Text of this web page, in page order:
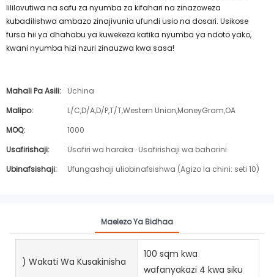
lililovutiwa na safu za nyumba za kifahari na zinazoweza
kubadilishwa ambazo zinajivunia ufundi usio na dosari. Usikose
fursa hii ya dhahabu ya kuwekeza katika nyumba ya ndoto yako,
kwani nyumba hizi nzuri zinauzwa kwa sasa!
Mahali Pa Asili:
Uchina
Malipo:
L/C,D/A,D/P,T/T,Western Union,MoneyGram,OA
MOQ:
1000
Usafirishaji:
Usafiri wa haraka · Usafirishaji wa baharini
Ubinafsishaji:
Ufungashaji uliobinafsishwa (Agizo la chini: seti 10)
Maelezo Ya Bidhaa
) Wakati Wa Kusakinisha
100 sqm kwa
wafanyakazi 4 kwa siku